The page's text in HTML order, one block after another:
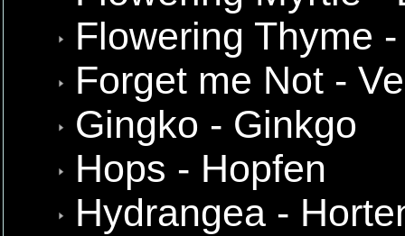
Flowering Thyme
Forget me Not -
Gingko - Ginkgo
Hops - Hopfen
Hydrangea -